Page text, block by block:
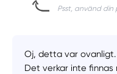
Psst, använd din
Oj, detta var ovanligt.
Det verkar inte